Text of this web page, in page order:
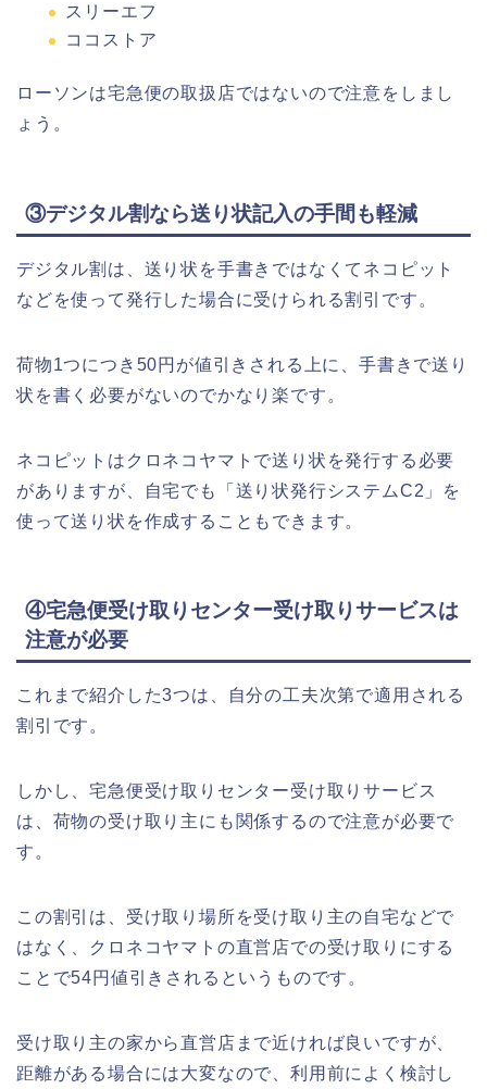
スリーエフ
ココストア
ローソンは宅急便の取扱店ではないので注意をしまし
ょう。
③デジタル割なら送り状記入の手間も軽減
デジタル割は、送り状を手書きではなくてネコピット
などを使って発行した場合に受けられる割引です。
荷物1つにつき50円が値引きされる上に、手書きで送り
状を書く必要がないのでかなり楽です。
ネコピットはクロネコヤマトで送り状を発行する必要
がありますが、自宅でも「送り状発行システムC2」を
使って送り状を作成することもできます。
④宅急便受け取りセンター受け取りサービスは
注意が必要
これまで紹介した3つは、自分の工夫次第で適用される
割引です。
しかし、宅急便受け取りセンター受け取りサービス
は、荷物の受け取り主にも関係するので注意が必要で
す。
この割引は、受け取り場所を受け取り主の自宅などで
はなく、クロネコヤマトの直営店での受け取りにする
ことで54円値引きされるというものです。
受け取り主の家から直営店まで近ければ良いですが、
距離がある場合には大変なので、利用前によく検討し